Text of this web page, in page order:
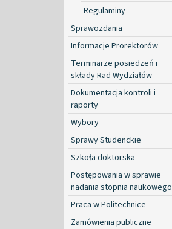
Regulaminy
Sprawozdania
Informacje Prorektorów
Terminarze posiedzeń i
składy Rad Wydziałów
Dokumentacja kontroli i
raporty
Wybory
Sprawy Studenckie
Szkoła doktorska
Postępowania w sprawie
nadania stopnia naukowego
Praca w Politechnice
Zamówienia publiczne